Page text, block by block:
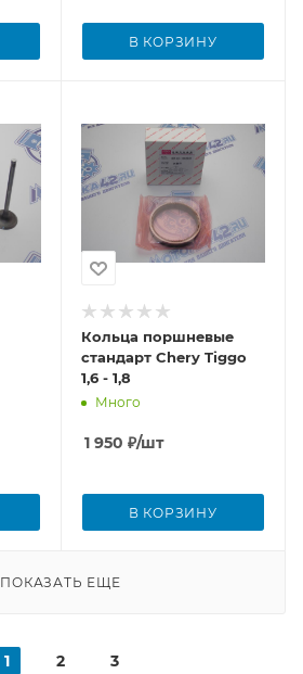
В КОРЗИНУ
Кольца поршневые
стандарт Chery Tiggo
1,6 - 1,8
Много
1 950 ₽/шт
В КОРЗИНУ
ПОКАЗАТЬ ЕЩЕ
1 2 3